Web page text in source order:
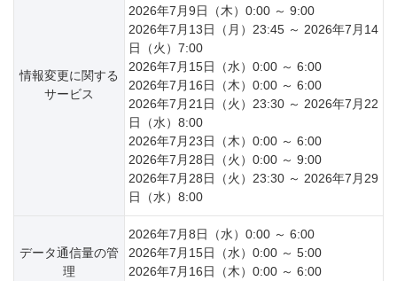
情報変更に関する
サービス
2026年7月9日（木）0:00 ～ 9:00
2026年7月13日（月）23:45 ～ 2026年7月14
日（火）7:00
2026年7月15日（水）0:00 ～ 6:00
2026年7月16日（木）0:00 ～ 6:00
2026年7月21日（火）23:30 ～ 2026年7月22
日（水）8:00
2026年7月23日（木）0:00 ～ 6:00
2026年7月28日（火）0:00 ～ 9:00
2026年7月28日（火）23:30 ～ 2026年7月29
日（水）8:00
データ通信量の管
理
2026年7月8日（水）0:00 ～ 6:00
2026年7月15日（水）0:00 ～ 5:00
2026年7月16日（木）0:00 ～ 6:00